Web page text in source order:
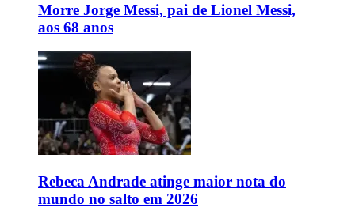
Morre Jorge Messi, pai de Lionel Messi,
aos 68 anos
Rebeca Andrade atinge maior nota do
mundo no salto em 2026